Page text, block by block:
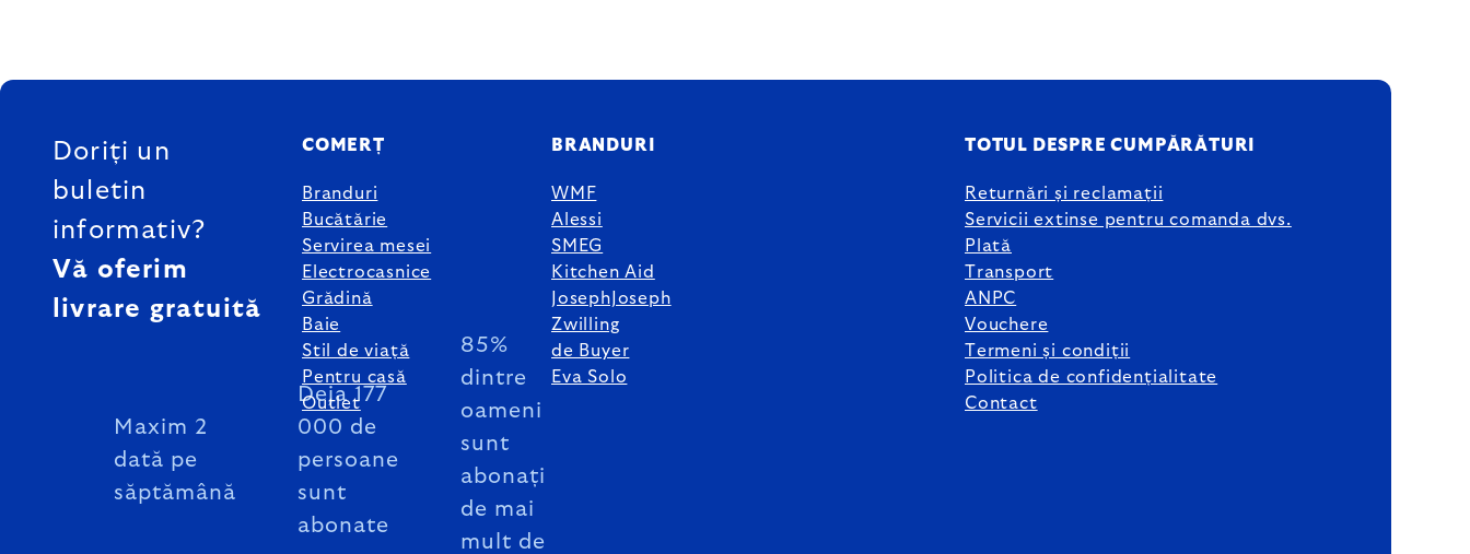
SUBSOL
Doriți un
buletin
informativ?
Vă oferim
livrare gratuită
Maxim 2
dată pe
săptămână
Deja 177
000 de
persoane
sunt
abonate
85%
dintre
oameni
sunt
abonați
de mai
mult de
COMERȚ
Branduri
Bucătărie
Servirea mesei
Electrocasnice
Grădină
Baie
Stil de viață
Pentru casă
Outlet
BRANDURI
WMF
Alessi
SMEG
Kitchen Aid
JosephJoseph
Zwilling
de Buyer
Eva Solo
TOTUL DESPRE CUMPĂRĂTURI
Returnări și reclamații
Servicii extinse pentru comanda dvs.
Plată
Transport
ANPC
Vouchere
Termeni și condiții
Politica de confidențialitate
Contact